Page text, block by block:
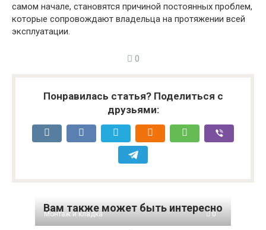
самом начале, становятся причиной постоянных проблем,
которые сопровождают владельца на протяжении всей
эксплуатации.
0
Понравилась статья? Поделиться с
друзьями:
Вам также может быть интересно
Монтаж и кладка 0